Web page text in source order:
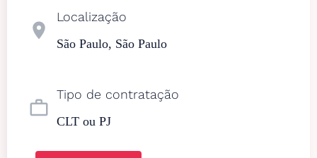
location_on
Localização
São Paulo, São Paulo
work_outline
Tipo de contratação
CLT ou PJ